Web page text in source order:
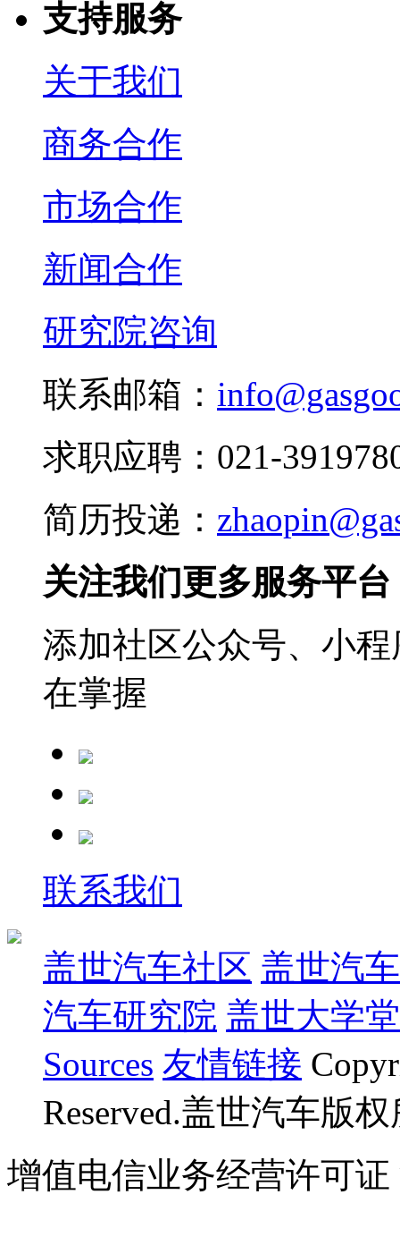
支持服务
关于我们
商务合作
市场合作
新闻合作
研究院咨询
联系邮箱：
求职应聘：021-
简历投递：
关注我们更多服务平台
添加社区公众号、小
在掌握
联系我们
盖世汽车社区 盖世汽
汽车研究院 盖世大学堂
Sources 友情链接
Reserved.盖世汽车版
增值电信业务经营许可证